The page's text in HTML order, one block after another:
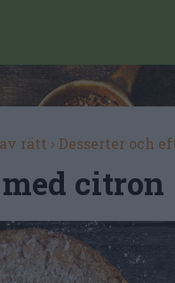
rätt › Desserter och
citron